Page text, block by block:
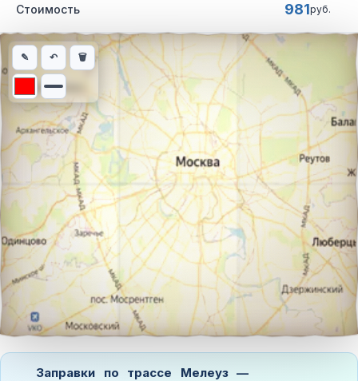
Стоимость 981руб.
Интерактивная карта автомобильного маршрута из города
✎ ↶ 🗑
Заправки по трассе Мелеуз —